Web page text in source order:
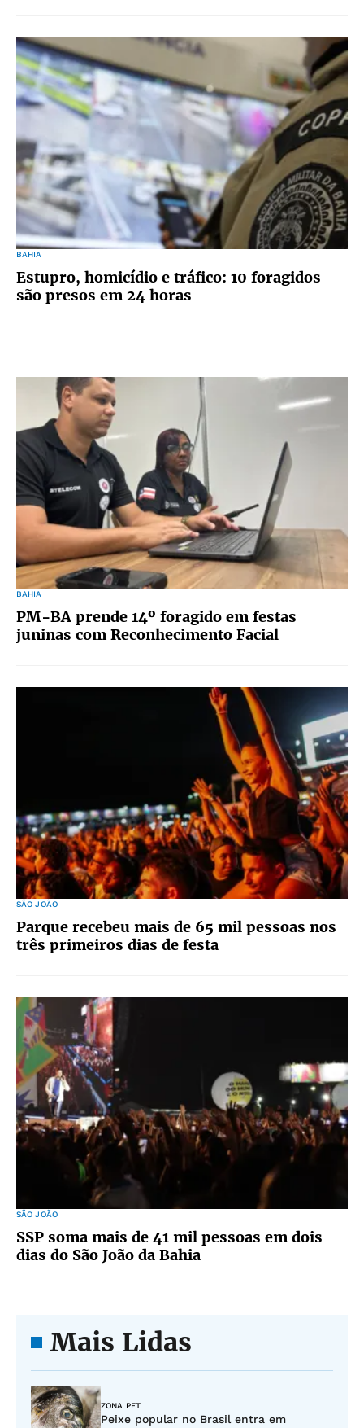
BAHIA
Estupro, homicídio e tráfico: 10 foragidos
são presos em 24 horas
BAHIA
PM-BA prende 14º foragido em festas
juninas com Reconhecimento Facial
SÃO JOÃO
Parque recebeu mais de 65 mil pessoas nos
três primeiros dias de festa
SÃO JOÃO
SSP soma mais de 41 mil pessoas em dois
dias do São João da Bahia
Mais Lidas
ZONA PET
Peixe popular no Brasil entra em